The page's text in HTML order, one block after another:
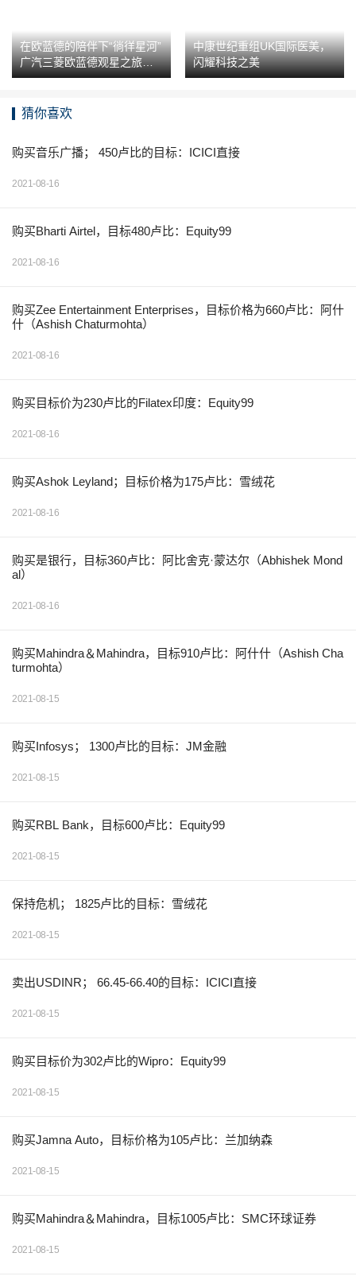
在欧蓝德的陪伴下“徜徉星河”
广汽三菱欧蓝德观星之旅圆
满收官
中康世纪重组UK国际医美，
闪耀科技之美
猜你喜欢
购买音乐广播； 450卢比的目标：ICICI直接
2021-08-16
购买Bharti Airtel，目标480卢比：Equity99
2021-08-16
购买Zee Entertainment Enterprises，目标价格为660卢比：阿什
什（Ashish Chaturmohta）
2021-08-16
购买目标价为230卢比的Filatex印度：Equity99
2021-08-16
购买Ashok Leyland；目标价格为175卢比：雪绒花
2021-08-16
购买是银行，目标360卢比：阿比舍克·蒙达尔（Abhishek Mond
al）
2021-08-16
购买Mahindra＆Mahindra，目标910卢比：阿什什（Ashish Cha
turmohta）
2021-08-15
购买Infosys； 1300卢比的目标：JM金融
2021-08-15
购买RBL Bank，目标600卢比：Equity99
2021-08-15
保持危机； 1825卢比的目标：雪绒花
2021-08-15
卖出USDINR； 66.45-66.40的目标：ICICI直接
2021-08-15
购买目标价为302卢比的Wipro：Equity99
2021-08-15
购买Jamna Auto，目标价格为105卢比：兰加纳森
2021-08-15
购买Mahindra＆Mahindra，目标1005卢比：SMC环球证券
2021-08-15